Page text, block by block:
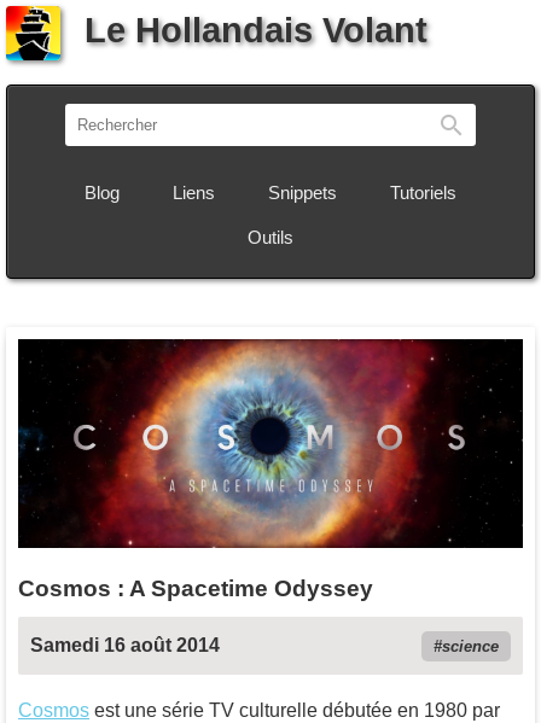
Le Hollandais Volant
Blog Liens Snippets Tutoriels
Outils
Cosmos : A Spacetime Odyssey
Samedi 16 août 2014 science
Cosmos est une série TV culturelle débutée en 1980 par